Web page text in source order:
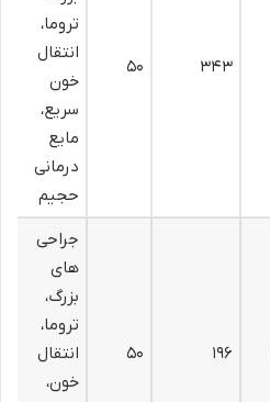
۳۴۳ ۵۰
تروما،
انتقال
خون
سریع،
مایع
درمانی
حجیم
۱۹۶ ۵۰
جراحی
های
بزرگ،
تروما،
انتقال
خون،